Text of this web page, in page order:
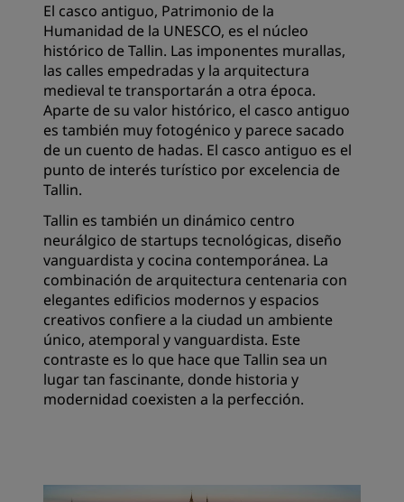
El casco antiguo, Patrimonio de la
Humanidad de la UNESCO, es el núcleo
histórico de Tallin. Las imponentes murallas,
las calles empedradas y la arquitectura
medieval te transportarán a otra época.
Aparte de su valor histórico, el casco antiguo
es también muy fotogénico y parece sacado
de un cuento de hadas. El casco antiguo es el
punto de interés turístico por excelencia de
Tallin.
Tallin es también un dinámico centro
neurálgico de startups tecnológicas, diseño
vanguardista y cocina contemporánea. La
combinación de arquitectura centenaria con
elegantes edificios modernos y espacios
creativos confiere a la ciudad un ambiente
único, atemporal y vanguardista. Este
contraste es lo que hace que Tallin sea un
lugar tan fascinante, donde historia y
modernidad coexisten a la perfección.